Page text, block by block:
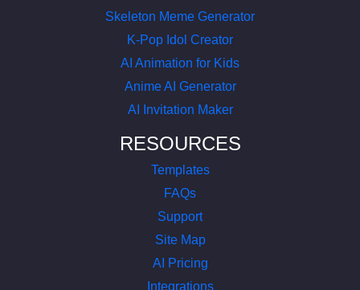
Skeleton Meme Generator
K-Pop Idol Creator
AI Animation for Kids
Anime AI Generator
AI Invitation Maker
RESOURCES
Templates
FAQs
Support
Site Map
AI Pricing
Integrations